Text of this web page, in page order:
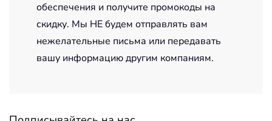
обеспечения и получите промокоды на
скидку. Мы НЕ будем отправлять вам
нежелательные письма или передавать
вашу информацию другим компаниям.